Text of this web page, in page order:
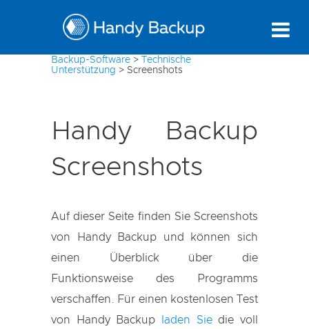
Backup-Software >
Technische
Unterstützung > Screenshots
Handy Backup
Screenshots
Auf dieser Seite finden Sie Screenshots
von Handy Backup und können sich
einen Überblick über die
Funktionsweise des Programms
verschaffen. Für einen kostenlosen Test
von Handy Backup
laden Siedie voll